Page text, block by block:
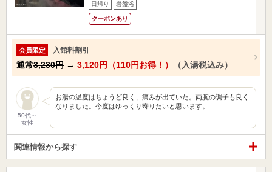
日帰り 岩盤浴
クーポンあり
会員限定 入館料割引
通常3,230円 → 3,120円（110円お得！） （入湯税込み）
50代～
女性
お湯の温度はちょうど良く、痛みが出ていた。両腕の調子も良く
なりました。今度はゆっくり寄りたいと思います。
関連情報から探す